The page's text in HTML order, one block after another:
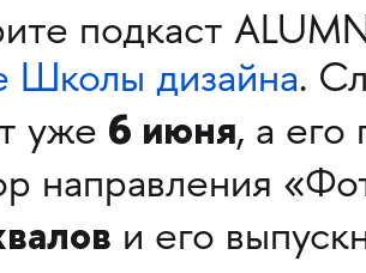
подкаст
Школы дизайна.
уже 6 июня, а его
направления
и его